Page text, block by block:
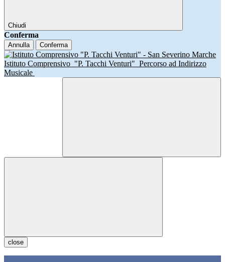
Chiudi
Conferma
Annulla Conferma
Istituto Comprensivo "P. Tacchi Venturi" Percorso ad Indirizzo
Musicale
close